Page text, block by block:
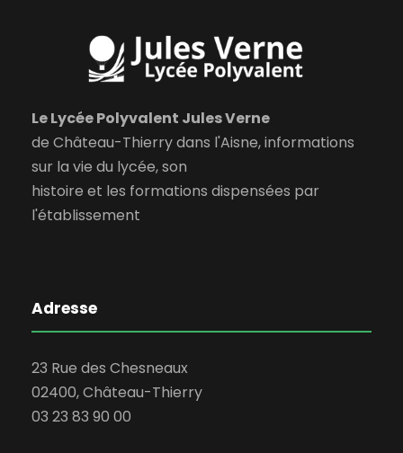
Le Lycée Polyvalent Jules Verne
de Château-Thierry dans l'Aisne, informations
sur la vie du lycée, son
histoire et les formations dispensées par
l'établissement
Adresse
23 Rue des Chesneaux
02400, Château-Thierry
03 23 83 90 00